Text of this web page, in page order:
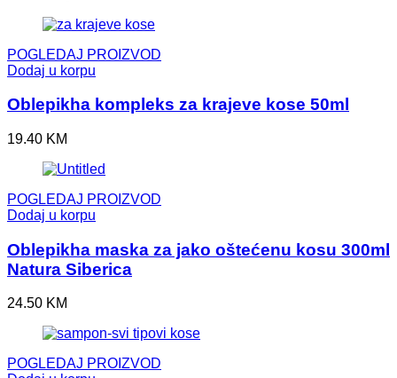
POGLEDAJ PROIZVOD
Dodaj u korpu
Oblepikha kompleks za krajeve kose 50ml
19.40 KM
POGLEDAJ PROIZVOD
Dodaj u korpu
Oblepikha maska za jako oštećenu kosu 300ml
Natura Siberica
24.50 KM
POGLEDAJ PROIZVOD